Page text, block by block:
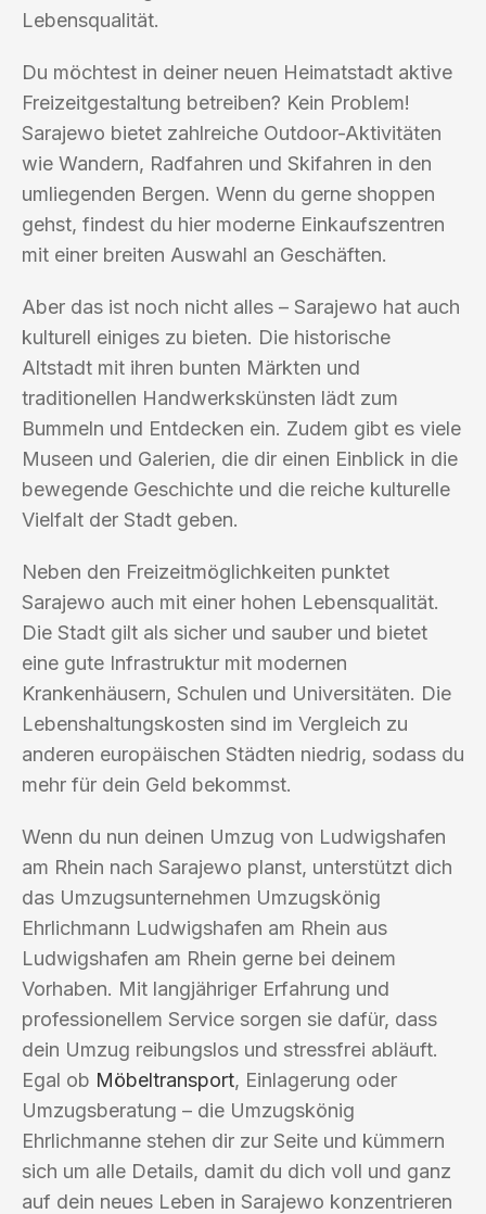
Lebensqualität.
Du möchtest in deiner neuen Heimatstadt aktive
Freizeitgestaltung betreiben? Kein Problem!
Sarajewo bietet zahlreiche Outdoor-Aktivitäten
wie Wandern, Radfahren und Skifahren in den
umliegenden Bergen. Wenn du gerne shoppen
gehst, findest du hier moderne Einkaufszentren
mit einer breiten Auswahl an Geschäften.
Aber das ist noch nicht alles – Sarajewo hat auch
kulturell einiges zu bieten. Die historische
Altstadt mit ihren bunten Märkten und
traditionellen Handwerkskünsten lädt zum
Bummeln und Entdecken ein. Zudem gibt es viele
Museen und Galerien, die dir einen Einblick in die
bewegende Geschichte und die reiche kulturelle
Vielfalt der Stadt geben.
Neben den Freizeitmöglichkeiten punktet
Sarajewo auch mit einer hohen Lebensqualität.
Die Stadt gilt als sicher und sauber und bietet
eine gute Infrastruktur mit modernen
Krankenhäusern, Schulen und Universitäten. Die
Lebenshaltungskosten sind im Vergleich zu
anderen europäischen Städten niedrig, sodass du
mehr für dein Geld bekommst.
Wenn du nun deinen Umzug von Ludwigshafen
am Rhein nach Sarajewo planst, unterstützt dich
das Umzugsunternehmen Umzugskönig
Ehrlichmann Ludwigshafen am Rhein aus
Ludwigshafen am Rhein gerne bei deinem
Vorhaben. Mit langjähriger Erfahrung und
professionellem Service sorgen sie dafür, dass
dein Umzug reibungslos und stressfrei abläuft.
Egal ob Möbeltransport, Einlagerung oder
Umzugsberatung – die Umzugskönig
Ehrlichmanne stehen dir zur Seite und kümmern
sich um alle Details, damit du dich voll und ganz
auf dein neues Leben in Sarajewo konzentrieren